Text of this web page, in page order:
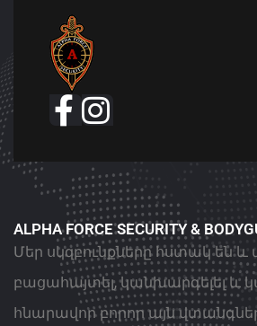
ALPHA FORCE SECURITY &
Մեր սկզբունքները հստակ են և
բացահայտել, կանխարգելել և
հնարավոր բորոր այն